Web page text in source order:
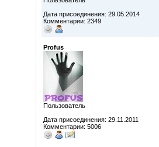
Дата присоединения: 29.05.2014
Комментарии: 2349
Profus
Пользователь
Дата присоединения: 29.11.2011
Комментарии: 5006